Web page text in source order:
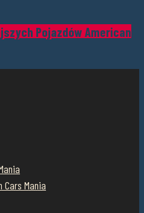
Pojazdów American
Cars Mania